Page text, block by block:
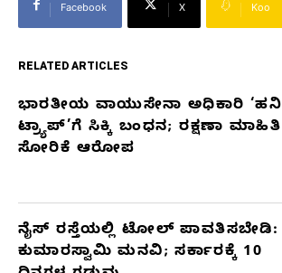
Facebook X Koo
RELATED ARTICLES
RELATED
ARTICLES
ಭಾರತೀಯ ವಾಯುಸೇನಾ ಅಧಿಕಾರಿ ‘ಹನಿ
ಟ್ರ್ಯಾಪ್’ಗೆ ಸಿಕ್ಕಿ ಬಂಧನ; ರಕ್ಷಣಾ ಮಾಹಿತಿ
ಸೋರಿಕೆ ಆರೋಪ
ನೈಸ್ ರಸ್ತೆಯಲ್ಲಿ ಟೋಲ್ ಪಾವತಿಸಬೇಡಿ:
ಕುಮಾರಸ್ವಾಮಿ ಮನವಿ; ಸರ್ಕಾರಕ್ಕೆ 10